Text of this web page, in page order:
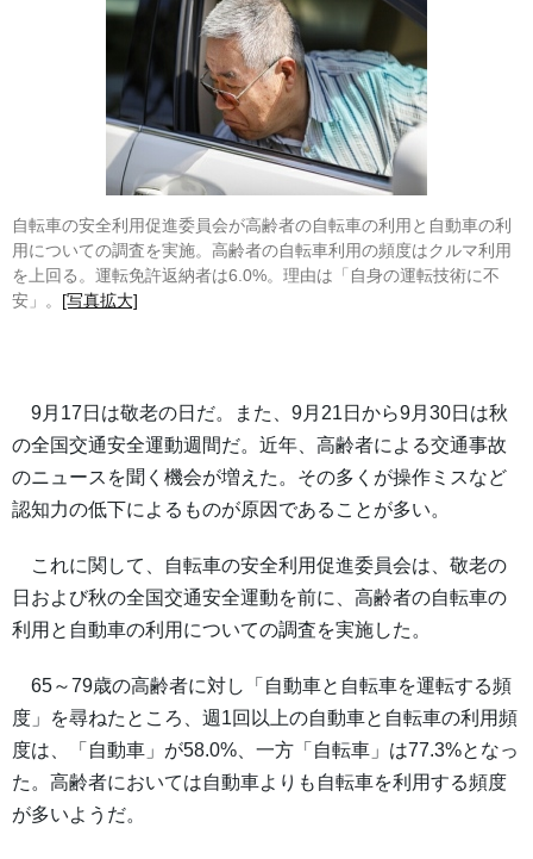
自転車の安全利用促進委員会が高齢者の自転車の利用と自動車の利
用についての調査を実施。高齢者の自転車利用の頻度はクルマ利用
を上回る。運転免許返納者は6.0%。理由は「自身の運転技術に不
安」。 [写真拡大]
9月17日は敬老の日だ。また、9月21日から9月30日は秋
の全国交通安全運動週間だ。近年、高齢者による交通事故
のニュースを聞く機会が増えた。その多くが操作ミスなど
認知力の低下によるものが原因であることが多い。
これに関して、自転車の安全利用促進委員会は、敬老の
日および秋の全国交通安全運動を前に、高齢者の自転車の
利用と自動車の利用についての調査を実施した。
65～79歳の高齢者に対し「自動車と自転車を運転する頻
度」を尋ねたところ、週1回以上の自動車と自転車の利用頻
度は、「自動車」が58.0%、一方「自転車」は77.3%となっ
た。高齢者においては自動車よりも自転車を利用する頻度
が多いようだ。